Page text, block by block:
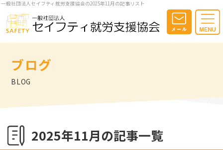
一般社団法人セイフティ就労支援協会の2025年11月の記事リスト
ブログ
BLOG
2025年11月の記事一覧